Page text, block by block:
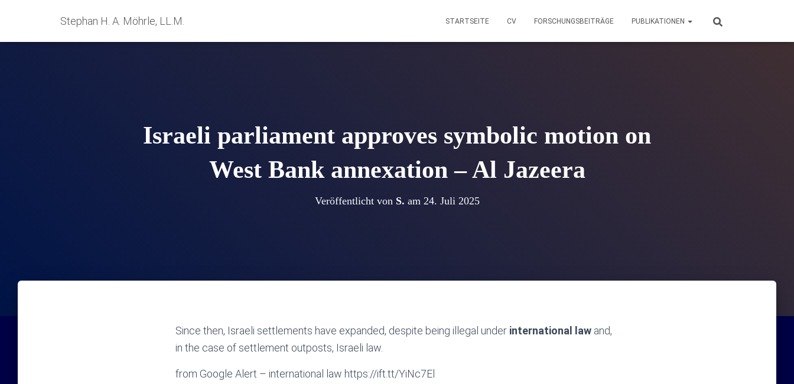
Stephan H. A. Möhrle, LL.M. STARTSEITE CV FORSCHUNGSBEITRÄGE PUBLIKATIONEN
Israeli parliament approves symbolic motion on
West Bank annexation – Al Jazeera
Veröffentlicht von S. am 24. Juli 2025
Since then, Israeli settlements have expanded, despite being illegal under international law and,
in the case of settlement outposts, Israeli law.
from Google Alert – international law https://ift.tt/YiNc7El